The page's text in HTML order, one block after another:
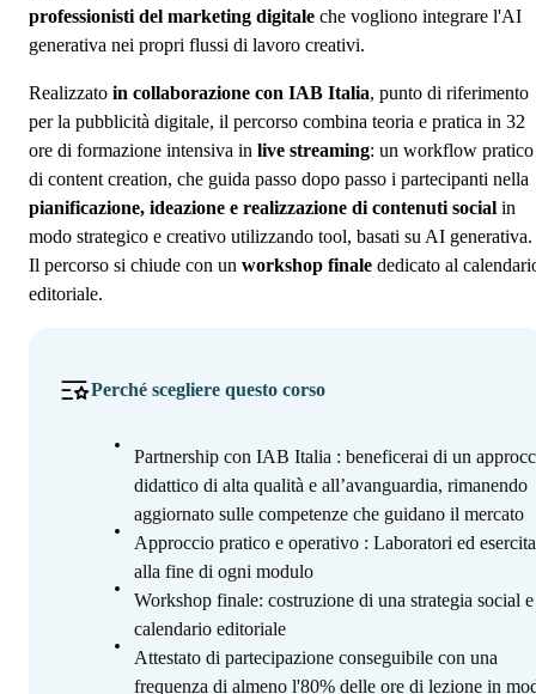
professionisti del marketing digitale che vogliono integrare l'AI
generativa nei propri flussi di lavoro creativi.
Realizzato in collaborazione con IAB Italia, punto di riferimento
per la pubblicità digitale, il percorso combina teoria e pratica in 32
ore di formazione intensiva in live streaming: un workflow pratico
di content creation, che guida passo dopo passo i partecipanti nella
pianificazione, ideazione e realizzazione di contenuti social in
modo strategico e creativo utilizzando tool, basati su AI generativa.
Il percorso si chiude con un workshop finale dedicato al
editoriale.
Perché scegliere questo corso
Partnership con IAB Italia : beneficerai di un
didattico di alta qualità e all’avanguardia, rimanendo
aggiornato sulle competenze che guidano il mercato
Approccio pratico e operativo : Laboratori ed
alla fine di ogni modulo
Workshop finale: costruzione di una strategia social e
calendario editoriale
Attestato di partecipazione conseguibile con una
frequenza di almeno l'80% delle ore di lezione in